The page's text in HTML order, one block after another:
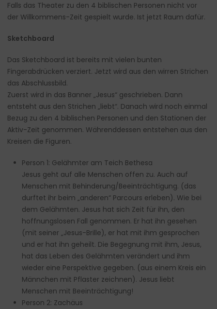
Falls das Theater zu den 4 biblischen Personen nicht vor
der Willkommens-Zeit gespielt wurde. Ist jetzt Raum dafür.
Sketchboard
Das Sketchboard ist bereits mit vielen bunten
Fingerabdrücken verziert. Jetzt wird aus den wirren Strichen
das Abschlussbild.
Zuerst wird in das Banner „Jesus“ geschrieben. Dann
entsteht aus den Strichen „liebt“. Danach wird noch einmal
Bezug zu den 4 biblischen Personen und den Stationen der
Aktiv-Zeit genommen. Währenddessen entstehen aus den
Kreisen die Figuren.
Person 1: Gelähmter am Teich Bethesa
Jesus geht auf alle Menschen offen zu. Auch auf
Menschen mit Behinderung/Beeinträchtigung. (das
durftet ihr beim „anderen“ Parcours erleben). Wie bei
dem Gelähmten. Jesus hat sich Zeit für ihn, den
hoffnungslosen Fall genommen. Er hat ihn gesehen
(mit seiner „Jesus-Brille), er hat mit ihm gesprochen
und er hat ihn geheilt. Die Begegnung mit ihm, Jesus,
hat das Leben des Gelähmten verändert und ihm
wieder eine Perspektive gegeben. (aus einem Kreis ein
Männchen mit Pflaster zeichnen). Jesus liebt
Menschen mit Beeinträchtigung!
Person 2: Zachäus